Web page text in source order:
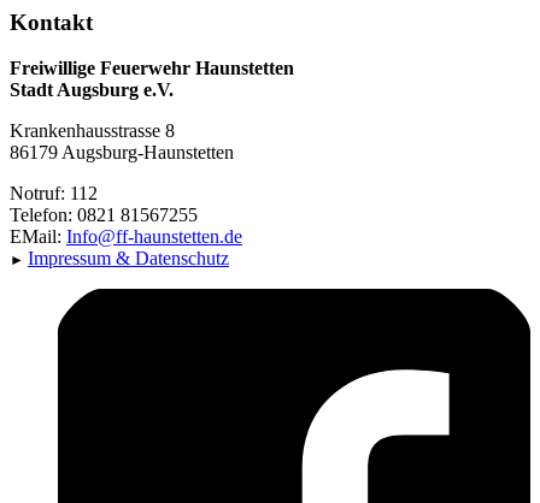
Kontakt
Freiwillige Feuerwehr Haunstetten
Stadt Augsburg e.V.
Krankenhausstrasse 8
86179 Augsburg-Haunstetten
Notruf: 112
Telefon: 0821 81567255
EMail: Info@ff-haunstetten.de
► Impressum & Datenschutz